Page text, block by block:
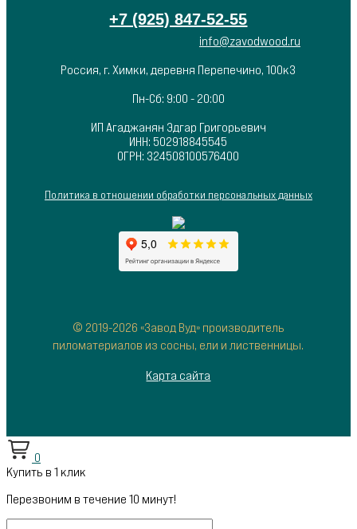
+7 (925) 847-52-55
info@zavodwood.ru
Россия, г. Химки, деревня Перепечино, 100к3
Пн-Сб: 9:00 - 20:00
ИП Агаджанян Эдгар Григорьевич
ИНН: 502918845545
ОГРН: 324508100576400
Политика в отношении обработки персональных данных
© 2019-2026 «Завод Вуд» производитель
пиломатериалов из сосны, ели и лиственницы.
Карта сайта
0
Купить в 1 клик
Перезвоним в течение 10 минут!